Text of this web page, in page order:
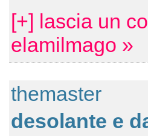
[+] lascia un
elamilmago »
themaster
desolante e